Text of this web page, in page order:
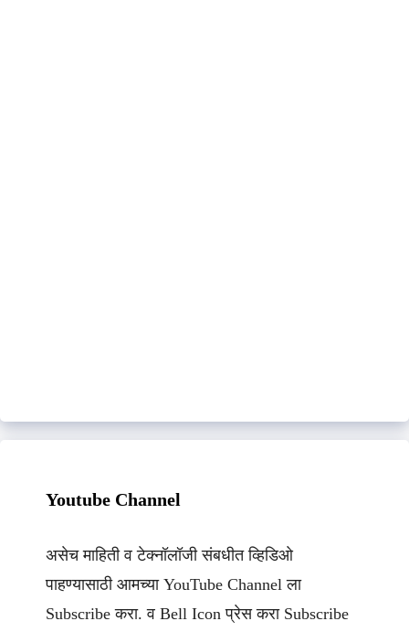
Youtube Channel
असेच माहिती व टेक्नॉलॉजी संबधीत व्हिडिओ
पाहण्यासाठी आमच्या YouTube Channel ला
Subscribe करा. व Bell Icon प्रेस करा Subscribe